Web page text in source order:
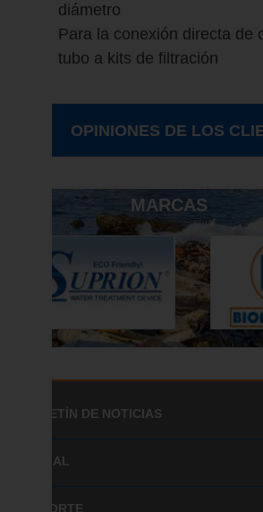
diámetro
Para la conexión directa de
tubo a kits de filtración
OPINIONES DE LOS
MARCAS
BOLETÍN DE NOTICIAS
SOCIAL
SOPORTE